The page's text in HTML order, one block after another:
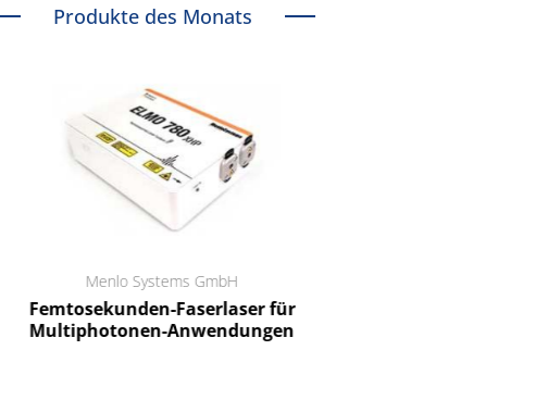
Produkte des Monats
Menlo Systems GmbH
Femtosekunden-Faserlaser für
Multiphotonen-Anwendungen